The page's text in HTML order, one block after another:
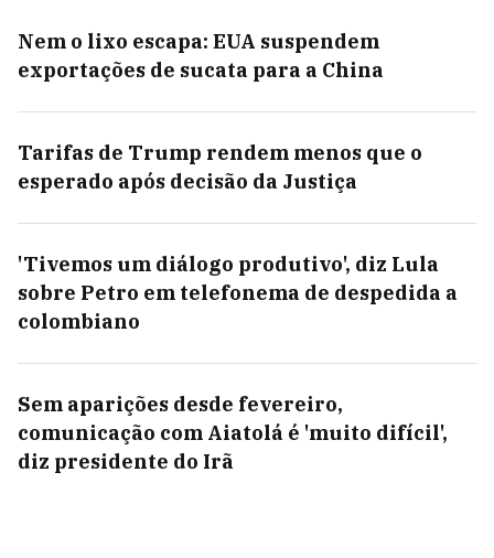
Nem o lixo escapa: EUA suspendem
exportações de sucata para a China
Tarifas de Trump rendem menos que o
esperado após decisão da Justiça
'Tivemos um diálogo produtivo', diz Lula
sobre Petro em telefonema de despedida a
colombiano
Sem aparições desde fevereiro,
comunicação com Aiatolá é 'muito difícil',
diz presidente do Irã